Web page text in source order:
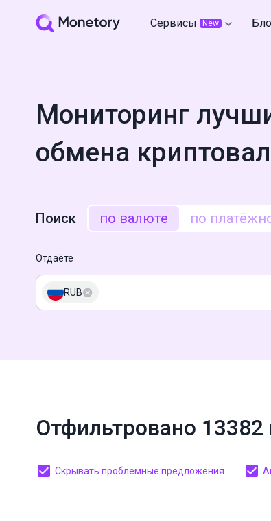
Сервисы New
Мониторинг
обмена
Поиск по валюте по
Отдаёте
RUB
Отфильтровано
Скрывать проблемные предложения